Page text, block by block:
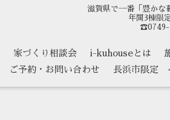
滋賀県で一番「豊かな
年間3棟限
☎0749-
家づくり相談会 i-kuhouseとは
ご予約・お問い合わせ
長浜市限定